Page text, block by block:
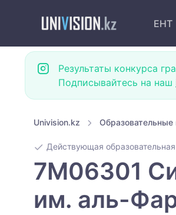
ЕНТ
Результаты конкурса
Подписывайтесь на наш
Univision.kz
Действующая
7M06301
им. аль-